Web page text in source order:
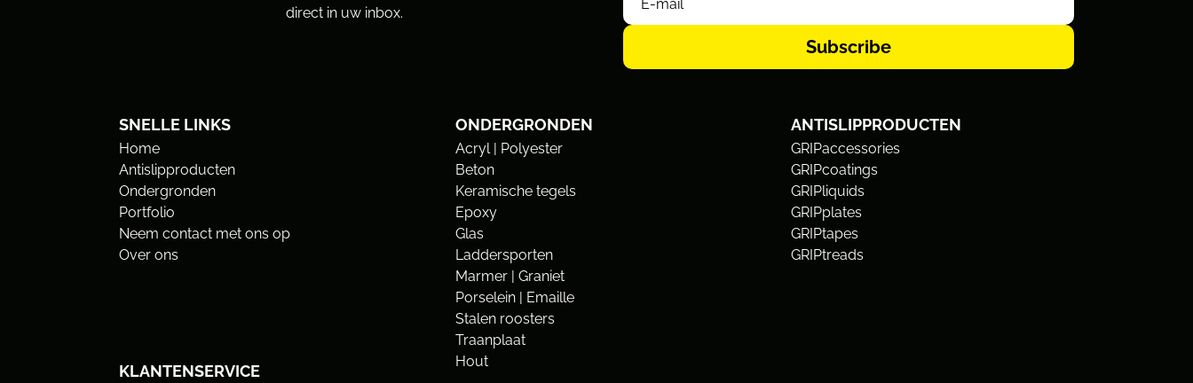
direct in uw inbox.
Subscribe
SNELLE LINKS
Home
Antislipproducten
Ondergronden
Portfolio
Neem contact met ons op
Over ons
KLANTENSERVICE
ONDERGRONDEN
Acryl | Polyester
Beton
Keramische tegels
Epoxy
Glas
Laddersporten
Marmer | Graniet
Porselein | Emaille
Stalen roosters
Traanplaat
Hout
ANTISLIPPRODUCTEN
GRIPaccessories
GRIPcoatings
GRIPliquids
GRIPplates
GRIPtapes
GRIPtreads